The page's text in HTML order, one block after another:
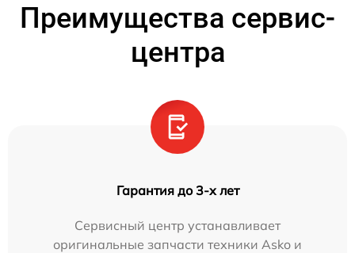
Преимущества сервис-
центра
Гарантия до 3-х лет
Сервисный центр устанавливает
оригинальные запчасти техники Asko и